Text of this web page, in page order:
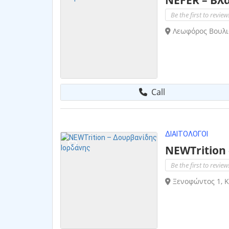
Be the first to review!
Λεωφόρος
Call
ΔΙΑΙΤΟΛΌΓΟΙ
NEWTrition
Be the first to review!
Ξενοφώντος 1,